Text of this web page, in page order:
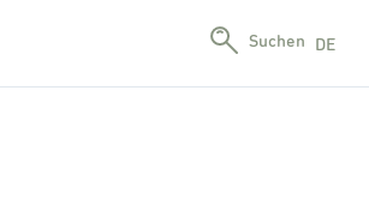
Suchen DE